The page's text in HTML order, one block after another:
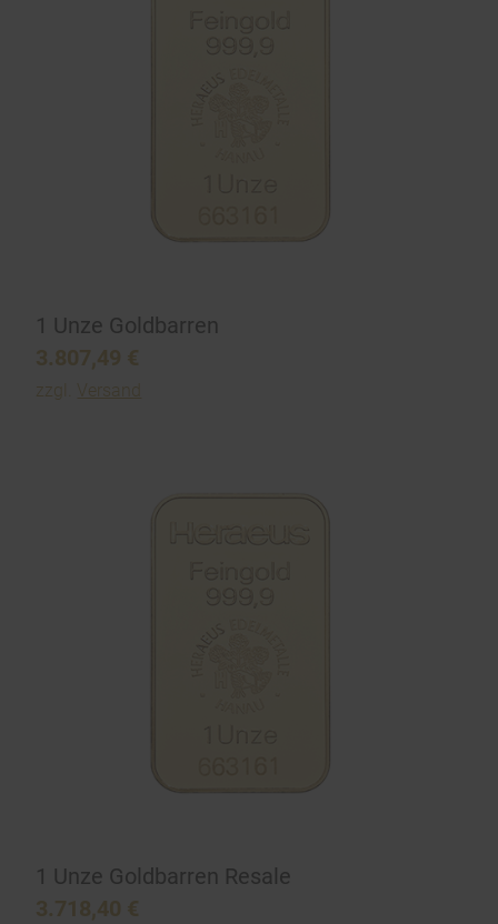
1 Unze Goldbarren
3.807,49 €
zzgl. Versand
1 Unze Goldbarren Resale
3.718,40 €